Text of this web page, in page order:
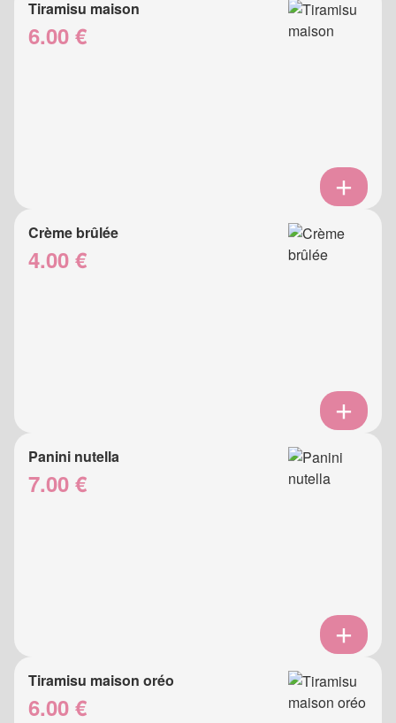
Tiramisu maison
6.00 €
Crème brûlée
4.00 €
Panini nutella
7.00 €
Tiramisu maison oréo
6.00 €